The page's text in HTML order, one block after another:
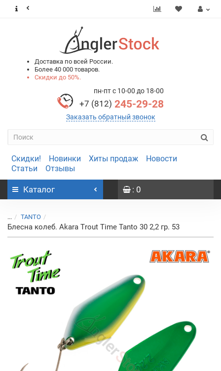
Доставка по всей России.
Более 40 000 товаров.
Скидки до 50%.
пн-пт с 10-00 до 18-00
+7 (812) 245-29-28
Заказать обратный звонок
Скидки! Новинки Хиты продаж
Новости
Статьи
Отзывы
Каталог : 0
... TANTO
Блесна колеб. Akara Trout Time Tanto 30 2,2 гр. 53